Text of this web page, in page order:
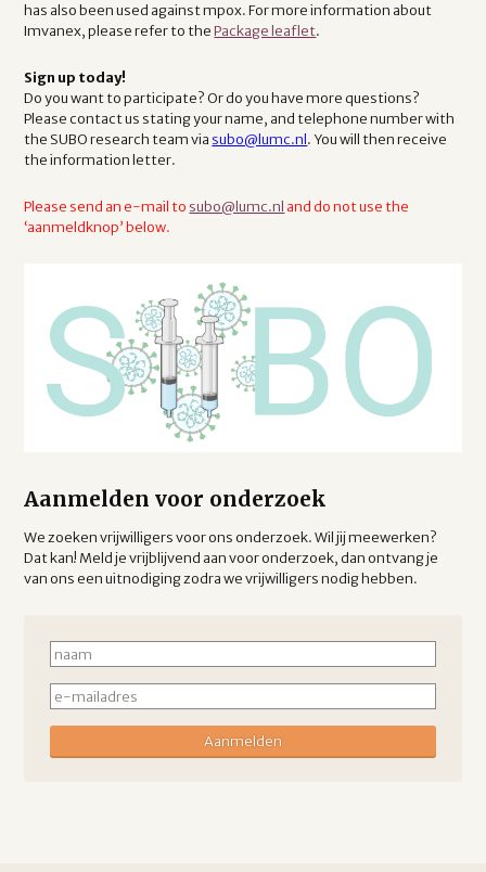
has also been used against mpox. For more information about
Imvanex, please refer to thePackage leaflet.
Sign up today!
Do you want to participate? Or do you have more questions?
Please contact us stating your name, and telephone number with
the SUBO research team via subo@lumc.nl. You will then receive
the information letter.
Please send an e-mail to subo@lumc.nl and do not use the
‘aanmeldknop’ below.
Aanmelden voor onderzoek
We zoeken vrijwilligers voor ons onderzoek. Wil jij meewerken?
Dat kan! Meld je vrijblijvend aan voor onderzoek, dan ontvang je
van ons een uitnodiging zodra we vrijwilligers nodig hebben.